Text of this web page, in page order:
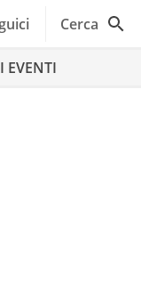
Cerca
EVENTI